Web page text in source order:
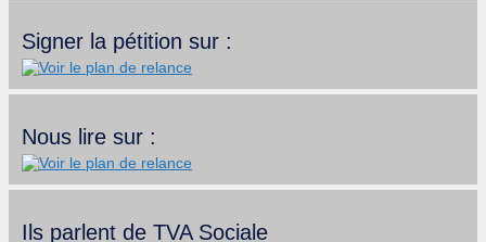
Signer la pétition sur :
Nous lire sur :
Ils parlent de TVA Sociale